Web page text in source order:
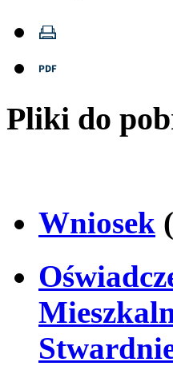
Pliki do
Wniosek